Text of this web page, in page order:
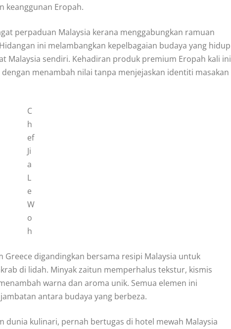
keanggunan Eropah.
perpaduan Malaysia kerana menggabungkan ramuan
ini melambangkan kepelbagaian budaya yang hidup
Malaysia sendiri. Kehadiran produk premium Eropah kali ini
menambah nilai tanpa menjejaskan identiti masakan
C
h
ef
Ji
a
L
e
W
o
h
Greece digandingkan bersama resipi Malaysia untuk
di lidah. Minyak zaitun memperhalus tekstur, kismis
warna dan aroma unik. Semua elemen ini
antara budaya yang berbeza.
dunia kulinari, pernah bertugas di hotel mewah Malaysia